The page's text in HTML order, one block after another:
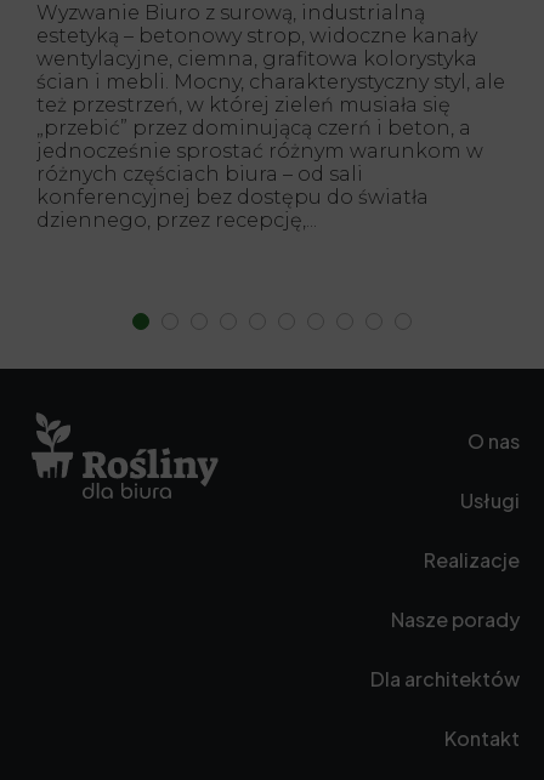
Wyzwanie Biuro z surową, industrialną
estetyką – betonowy strop, widoczne kanały
wentylacyjne, ciemna, grafitowa kolorystyka
ścian i mebli. Mocny, charakterystyczny styl, ale
też przestrzeń, w której zieleń musiała się
„przebić” przez dominującą czerń i beton, a
jednocześnie sprostać różnym warunkom w
różnych częściach biura – od sali
konferencyjnej bez dostępu do światła
dziennego, przez recepcję,...
O nas
Usługi
Realizacje
Nasze porady
Dla architektów
Kontakt